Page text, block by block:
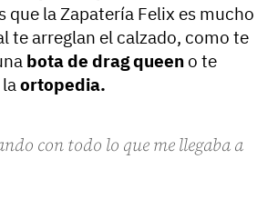
que la Zapatería Felix es mucho
te arreglan el calzado, como te
bota de drag queen o te
ortopedia.
con todo lo que me llegaba a